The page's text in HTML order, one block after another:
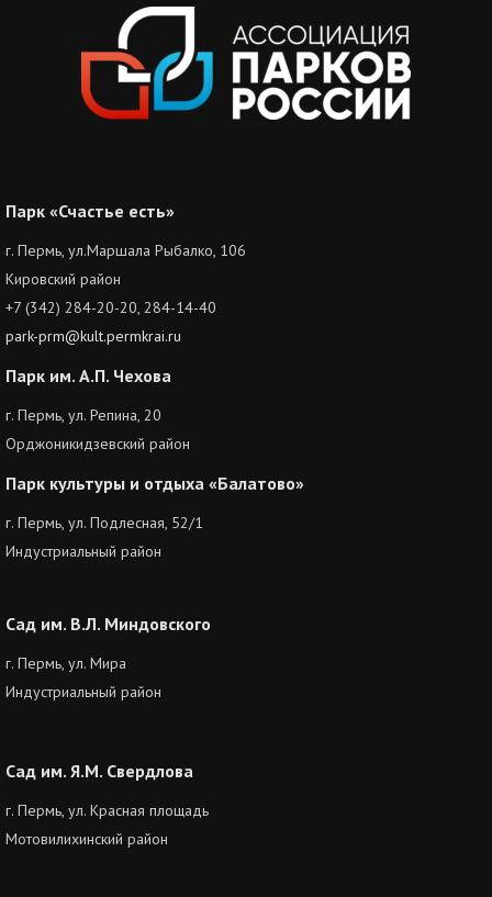
Парк «Счастье есть»
г. Пермь, ул.Маршала Рыбалко, 106
Кировский район
+7 (342) 284-20-20, 284-14-40
park-prm@kult.permkrai.ru
Парк им. А.П. Чехова
г. Пермь, ул. Репина, 20
Орджоникидзевский район
Парк культуры и отдыха «Балатово»
г. Пермь, ул. Подлесная, 52/1
Индустриальный район
Сад им. В.Л. Миндовского
г. Пермь, ул. Мира
Индустриальный район
Сад им. Я.М. Свердлова
г. Пермь, ул. Красная площадь
Мотовилихинский район